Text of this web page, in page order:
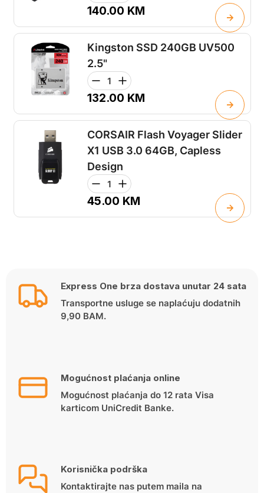
140.00 KM
Kingston SSD 240GB UV500
2.5"
132.00 KM
CORSAIR Flash Voyager Slider
X1 USB 3.0 64GB, Capless
Design
45.00 KM
Express One brza dostava unutar 24 sata
Transportne usluge se naplaćuju dodatnih
9,90 BAM.
Mogućnost plaćanja online
Mogućnost plaćanja do 12 rata Visa
karticom UniCredit Banke.
Korisnička podrška
Kontaktirajte nas putem maila na